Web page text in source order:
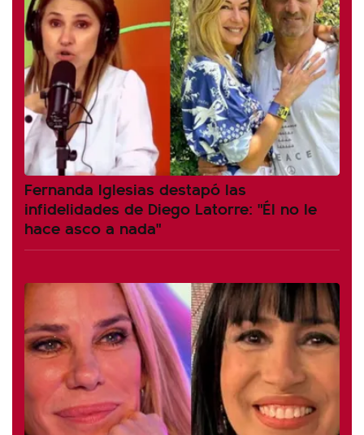
Fernanda Iglesias destapó las
infidelidades de Diego Latorre: "Él no le
hace asco a nada"